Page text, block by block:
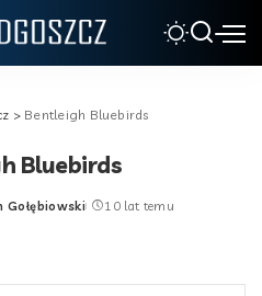
> Bentleigh Bluebirds
Bluebirds
Gołębiowski 10 lat temu